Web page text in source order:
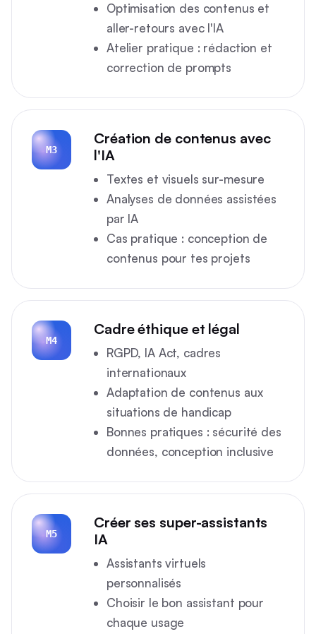
Optimisation des contenus et
aller-retours avec l'IA
Atelier pratique : rédaction et
correction de prompts
M3
Création de contenus avec
l'IA
Textes et visuels sur-mesure
Analyses de données assistées
par IA
Cas pratique : conception de
contenus pour tes projets
M4
Cadre éthique et légal
RGPD, IA Act, cadres
internationaux
Adaptation de contenus aux
situations de handicap
Bonnes pratiques : sécurité des
données, conception inclusive
M5
Créer ses super-assistants
IA
Assistants virtuels
personnalisés
Choisir le bon assistant pour
chaque usage